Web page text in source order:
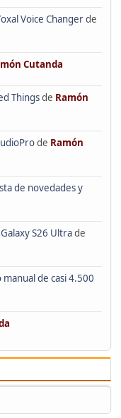
Voice Changerde
Cutanda
Thingsde Ramón
de Ramón
de novedades y
S26 Ultrade
de casi 4.500